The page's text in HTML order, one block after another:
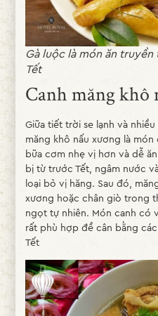
Gà luộc là món ăn
Tết
Canh măng khô
Giữa tiết trời se lạnh và
măng khô nấu xương là
bữa cơm nhẹ vị hơn và dễ
bị từ trước Tết, ngâm nước
loại bỏ vị hăng. Sau đó,
xương hoặc chân giò trong
ngọt tự nhiên. Món canh có
rất phù hợp để cân bằng
Tết